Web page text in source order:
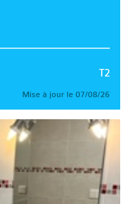
T2
Mise à jour le 07/08/26